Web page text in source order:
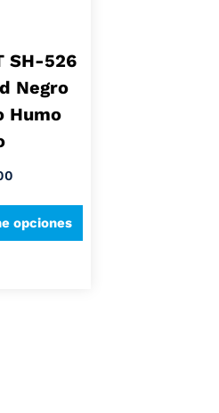
SH-526
Negro
Humo
opciones